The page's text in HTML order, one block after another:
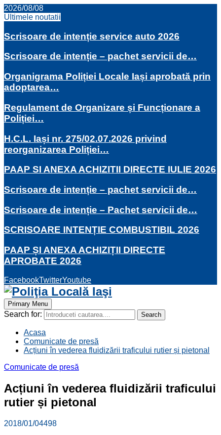
2026/08/08
Ultimele noutatii
Scrisoare de intenție service auto 2026
Scrisoare de intenție – pachet servicii de…
Organigrama Poliției Locale Iași aprobată prin
adoptarea…
Regulament de Organizare și Funcționare a
Poliției…
H.C.L. Iași nr. 275/02.07.2026 privind
reorganizarea Poliției…
PAAP SI ANEXA ACHIZITII DIRECTE IULIE 2026
Scrisoare de intenție – pachet servicii de…
Scrisoare de intenție – Pachet servicii de…
SCRISOARE INTENȚIE COMBUSTIBIL 2026
PAAP ȘI ANEXA ACHIZIȚII DIRECTE
APROBATE 2026
FacebookTwitterYoutube
Primary Menu
Search for: Search
Acasa
Comunicate de presă
Acțiuni în vederea fluidizării traficului rutier și pietonal
Comunicate de presă
Acțiuni în vederea fluidizării traficului
rutier și pietonal
2018/01/04498